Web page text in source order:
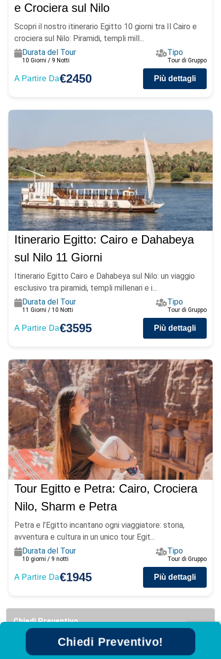
e Crociera sul Nilo
Scopri il nostro itinerario Egitto 10 giorni tra Il Cairo e
crociera sul Nilo: Piramidi, templi mill...
Durata del Tour
10 Giorni / 9 Notti
Tipo
Tour di Gruppo
A Partire Da€2450 Più dettagli
Itinerario Egitto: Cairo e Dahabeya
sul Nilo 11 Giorni
Itinerario Egitto Cairo e Dahabeya sul Nilo: un viaggio
esclusivo tra piramidi, templi millenari e i...
Durata del Tour
11 Giorni / 10 Notti
Tipo
Tour di Gruppo
A Partire Da€3595 Più dettagli
Tour Egitto e Petra: Cairo, Crociera
Nilo, Sharm e Petra
Petra e l’Egitto incantano ogni viaggiatore: storia,
avventura e cultura in un unico tour Egit...
Durata del Tour
10 giorni / 9 notti
Tipo
Tour di Gruppo
A Partire Da€1945 Più dettagli
Chiedi Preventivo
Chiedi Preventivo!